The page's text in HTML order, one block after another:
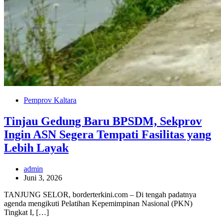
Pemprov Kaltara
Tinjau Gedung Baru BPSDM, Sekprov
Ingin ASN Segera Tempati Fasilitas yang
Lebih Layak
admin
Juni 3, 2026
TANJUNG SELOR, borderterkini.com – Di tengah padatnya
agenda mengikuti Pelatihan Kepemimpinan Nasional (PKN)
Tingkat I, […]